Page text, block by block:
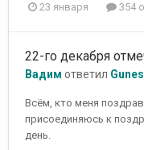
23 января 354
22-го декабря
Вадим ответил
Всём, кто меня
присоединяюсь к
день.